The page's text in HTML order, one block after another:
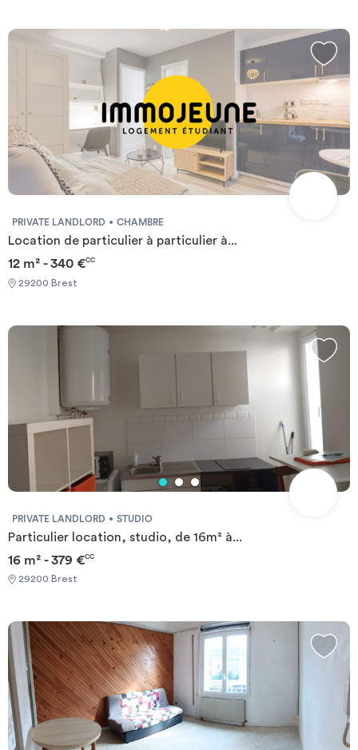
PRIVATE LANDLORD CHAMBRE
Location de particulier à particulier à...
12 m² - 340 €CC
29200 Brest
PRIVATE LANDLORD STUDIO
Particulier location, studio, de 16m² à...
16 m² - 379 €CC
29200 Brest